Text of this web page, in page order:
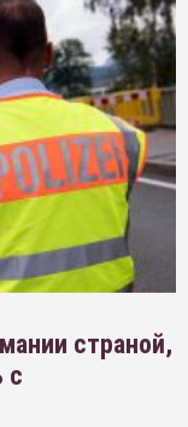
страной,
с